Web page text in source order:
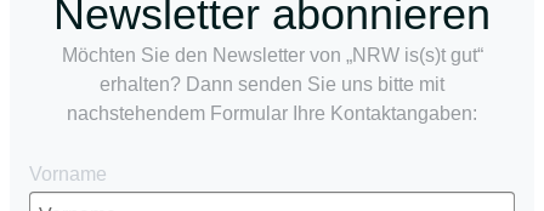
Newsletter abonnieren
Möchten Sie den Newsletter von „NRW is(s)t gut“
erhalten? Dann senden Sie uns bitte mit
nachstehendem Formular Ihre Kontaktangaben:
Vorname